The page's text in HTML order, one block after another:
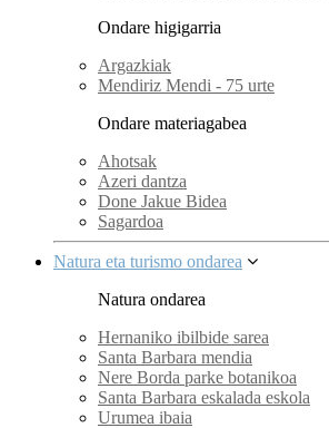
Ondare higigarria
Argazkiak
Mendiriz Mendi - 75 urte
Ondare materiagabea
Ahotsak
Azeri dantza
Done Jakue Bidea
Sagardoa
Natura eta turismo ondarea
Natura ondarea
Hernaniko ibilbide sarea
Santa Barbara mendia
Nere Borda parke botanikoa
Santa Barbara eskalada eskola
Urumea ibaia